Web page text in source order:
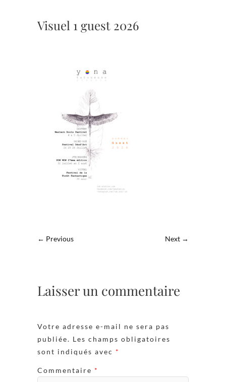
Visuel 1 guest 2026
← Previous Next →
Laisser un commentaire
Votre adresse e-mail ne sera pas
publiée. Les champs obligatoires
sont indiqués avec *
Commentaire *